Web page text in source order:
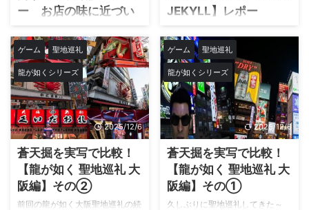
では、実際の利用の流れやフード
めていくので、これから行く予定
の人の参考にしてみてね。 予
約・入場方法の流れ カフェの利
用は事前予約制、しかも開催直 ...
＆ドリンクの感想、グッズ購入結
果などを実際の写真とあわせてレ
の流れ 3月にFC先行の申し込み
が始まったので、とりあえず土曜
日を指定し ...
ー お店の味に近づい
たのか？
山岡家のカップ麺が再びリニュー
アルされたということで、実際に
食べてみました。 結論から言う
と、「前回との違いは正直はっき
り分からないけど、スープは確か
に美味しくなっている気がする」
というのが率直な感想かな？ た
だ、カップ麺としての完成度はか
なり高く、濃厚な豚骨系が好きな
人には十分満足できる仕上がりで
した。 この記事では、以前のバ
ージョンとの違いや、実際に食べ
JEKYLL】レポー
ト “静”が鳴り響いた
誕生日公演！
2026年1月29日、東京ガーデンシ
アターで開催されたHYDE
Orchestra Tour 2026 JEKYLLに
参戦してきました～
これまで
のロックで激しさとは一線を画
す、ジャズやクラシックの要素を
織り交ぜた“静”の世界観だった。
そこに誕生日サプライズ、さらに
はDAIGOさん、YOSHIKIさんの
登場という豪華すぎる演出まで加
わり、まさに特別な一夜となった
ゲーム 聖地巡礼
龍が如くシリーズ
2025/12/6
蒼天掘を実写で比較！
【龍が如く 聖地巡礼 大
阪編】その②
前回の龍が如く大阪聖地巡礼の続
ゲーム 聖地巡礼
龍が如くシリーズ
2025/12/6
蒼天掘を実写で比較！
【龍が如く 聖地巡礼 大
阪編】その①
久しぶりに聖地巡礼してきた～